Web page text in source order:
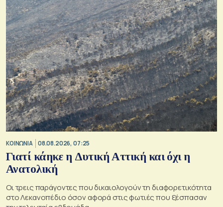
ΚΟΙΝΩΝΙΑ 08.08.2026, 07:25
Γιατί κάηκε η Δυτική Αττική και όχι η
Ανατολική
Oι τρεις παράγοντες που δικαιολογούν τη διαφορετικότητα
στο Λεκανοπέδιο όσον αφορά στις φωτιές που ξέσπασαν